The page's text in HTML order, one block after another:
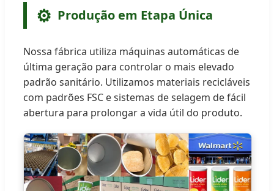
⚙️ Produção em Etapa Única
Nossa fábrica utiliza máquinas automáticas de
última geração para controlar o mais elevado
padrão sanitário. Utilizamos materiais recicláveis
com padrões FSC e sistemas de selagem de fácil
abertura para prolongar a vida útil do produto.